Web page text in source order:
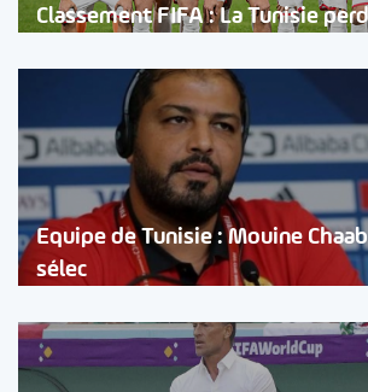
Classement FIFA : La Tunisie
Equipe de Tunisie : Mouine
sélec